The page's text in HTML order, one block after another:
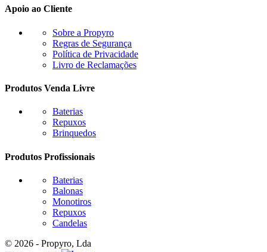
Apoio ao Cliente
Sobre a Propyro
Regras de Segurança
Política de Privacidade
Livro de Reclamações
Produtos Venda Livre
Baterias
Repuxos
Brinquedos
Produtos Profissionais
Baterias
Balonas
Monotiros
Repuxos
Candelas
© 2026 - Propyro, Lda